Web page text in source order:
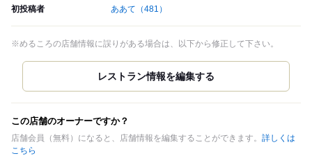
初投稿者 ああて （481）
※めるころの店舗情報に誤りがある場合は、以下から修正して下さい。
この店舗のオーナーですか？
店舗会員（無料）になると、店舗情報を編集することができます。 詳しくは
こちら